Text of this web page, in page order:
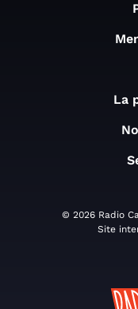
La
© 2026 Radio
Site